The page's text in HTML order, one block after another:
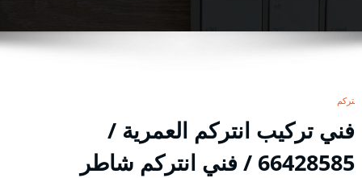
انتركم
فني تركيب انتركم العمرية /
66428585 / فني انتركم شاطر